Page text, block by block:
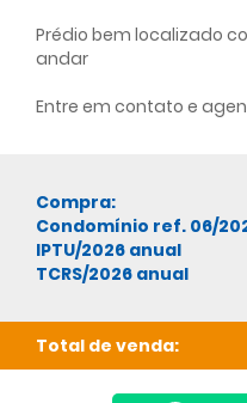
Prédio bem localizado
andar
Entre em contato e
Compra:
Condomínio ref. 06/
IPTU/2026 anual
TCRS/2026 anual
Total de venda: